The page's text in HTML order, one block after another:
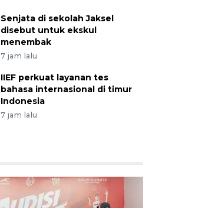
Senjata di sekolah Jaksel
disebut untuk ekskul
menembak
7 jam lalu
IIEF perkuat layanan tes
bahasa internasional di timur
Indonesia
7 jam lalu